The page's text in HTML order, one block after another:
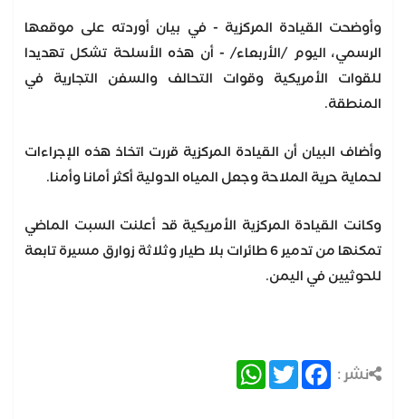
وأوضحت القيادة المركزية - في بيان أوردته على موقعها
الرسمي، اليوم /الأربعاء/ - أن هذه الأسلحة تشكل تهديدا
للقوات الأمريكية وقوات التحالف والسفن التجارية في
المنطقة.
وأضاف البيان أن القيادة المركزية قررت اتخاذ هذه الإجراءات
لحماية حرية الملاحة وجعل المياه الدولية أكثر أمانا وأمنا.
وكانت القيادة المركزية الأمريكية قد أعلنت السبت الماضي
تمكنها من تدمير 6 طائرات بلا طيار وثلاثة زوارق مسيرة تابعة
للحوثيين في اليمن.
نشر : Facebook
Twitter
WhatsApp